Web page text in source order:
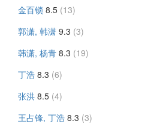
金百锁 8.5 (13)
郭潇, 韩潇 9.3 (3)
韩潇, 杨青 8.3 (19)
丁浩 8.3 (6)
张洪 8.5 (4)
王占锋, 丁浩 8.3 (3)